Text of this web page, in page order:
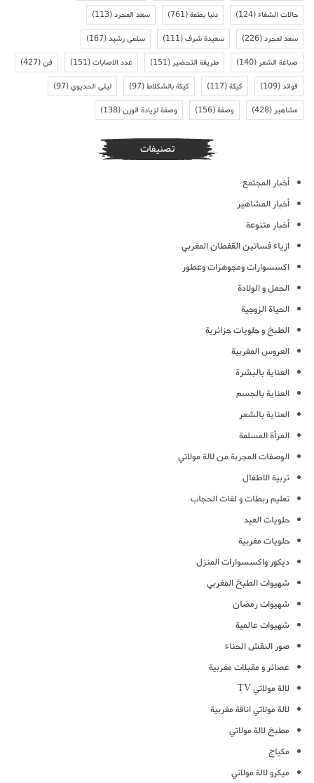
حالات الشفاء(124) دنيا بطمة(761) سعد المجرد(113)
سعد لمجرد(226) سعيدة شرف(111) سلمى رشيد(167)
صباغة الشعر(140) طريقة التحضير(151) عدد الاصابات(151) فن(427)
فوائد(109) كيكة(117) كيكة بالشكلاط(97) ليلى الحديوي(97)
مشاهير(428) وصفة(156) وصفة لزيادة الوزن(138)
تصنيفات
أخبار المجتمع
أخبار المشاهير
أخبار متنوعة
ازياء فساتين القفطان المغربي
اكسسوارات ومجوهرات وعطور
الحمل و الولادة
الحياة الزوجية
الطبخ و حلويات جزائرية
العروس المغربية
العناية بالبشرة
العناية بالجسم
العناية بالشعر
المرأة المسلمة
الوصفات المجربة من لالة مولاتي
تربية الاطفال
تعليم ربطات و لفات الحجاب
حلويات العيد
حلويات مغربية
ديكور واكسسوارات المنزل
شهيوات الطبخ المغربي
شهيوات رمضان
شهيوات عالمية
صور النقش الحناء
عصائر و مقبلات مغربية
لالة مولاتي TV
لالة مولاتي اناقة مغربية
مطبخ لالة مولاتي
مكياج
ميكرو لالة مولاتي